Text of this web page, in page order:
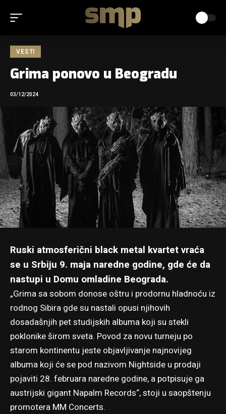
VESTI
Grima ponovo u Beogradu
03/12/2024
Ruski atmosferični black metal kvartet vraća
se u Srbiju 9. maja naredne godine, gde će da
nastupi u Domu omladine Beograda.
„Grima sa sobom donose oštru i prodornu hladnoću iz
rodnog Sibira gde su nastali opusi njihovih
dosadašnjih pet studijskih albuma koji su stekli
poklonike širom sveta. Povod za novu turneju po
starom kontinentu jeste objavljivanje najnovijeg
albuma koji će se pod nazivom Nightside u prodaji
pojaviti 28. februara naredne godine, a potpisuje ga
austrijski gigant Napalm Records“, stoji u saopštenju
promotera MM Concerts.